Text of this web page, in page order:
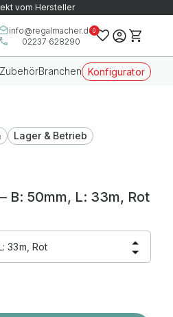
vom Hersteller
info@regalmacher.de
02237 628290
0
ZubehörBranchen Konfigurator
Lager & Betrieb
B: 50mm, L: 33m, Rot
33m, Rot